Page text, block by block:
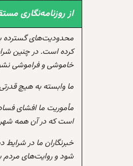
از روزنامه‌نگاری
محدودیت‌های گسترده
کرده است. در چنین
خاموشی و فراموشی
ما وابسته به هیچ
مأموریت ما افشای
است که در آن همه
خبرنگاران ما در
شود و روایت‌های مردم